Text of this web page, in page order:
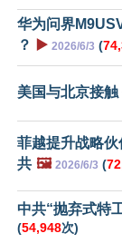
华为问界
？
▶️ 2026/6/3 (
美国与北京接
菲越提升战略
共 🖼️ 2026/6/3 (
中共“抛弃式特
(54,948次)